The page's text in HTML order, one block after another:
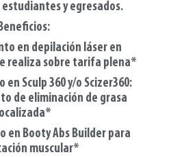
y egresados.
en depilación láser en
realiza sobre tarifa plena*
en Sculp 360 y/o Scizer360:
de eliminación de grasa
en Booty Abs Builder para
muscular*